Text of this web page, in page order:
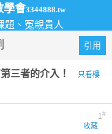
學會3344888.tw
題、冤親貴人
引用
三者的介入！
只看樓
1#
收藏